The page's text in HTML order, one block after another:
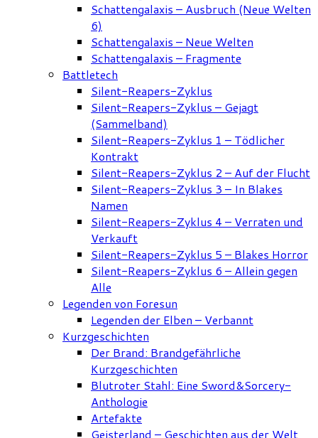
Schattengalaxis – Ausbruch (Neue Welten
6)
Schattengalaxis – Neue Welten
Schattengalaxis – Fragmente
Battletech
Silent-Reapers-Zyklus
Silent-Reapers-Zyklus – Gejagt
(Sammelband)
Silent-Reapers-Zyklus 1 – Tödlicher
Kontrakt
Silent-Reapers-Zyklus 2 – Auf der Flucht
Silent-Reapers-Zyklus 3 – In Blakes
Namen
Silent-Reapers-Zyklus 4 – Verraten und
Verkauft
Silent-Reapers-Zyklus 5 – Blakes Horror
Silent-Reapers-Zyklus 6 – Allein gegen
Alle
Legenden von Foresun
Legenden der Elben – Verbannt
Kurzgeschichten
Der Brand: Brandgefährliche
Kurzgeschichten
Blutroter Stahl: Eine Sword&Sorcery-
Anthologie
Artefakte
Geisterland – Geschichten aus der Welt